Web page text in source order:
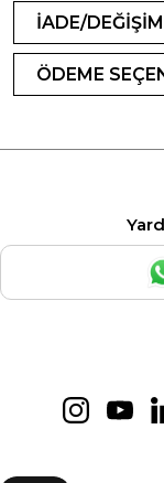
İADE/DEĞİŞİM
ÖDEME